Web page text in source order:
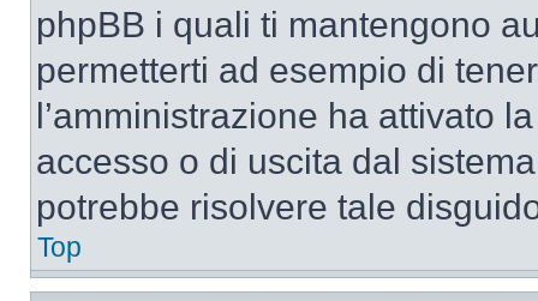
phpBB i quali ti mantengono
permetterti ad esempio di
l’amministrazione ha attivato
accesso o di uscita dal
potrebbe risolvere tale
Top